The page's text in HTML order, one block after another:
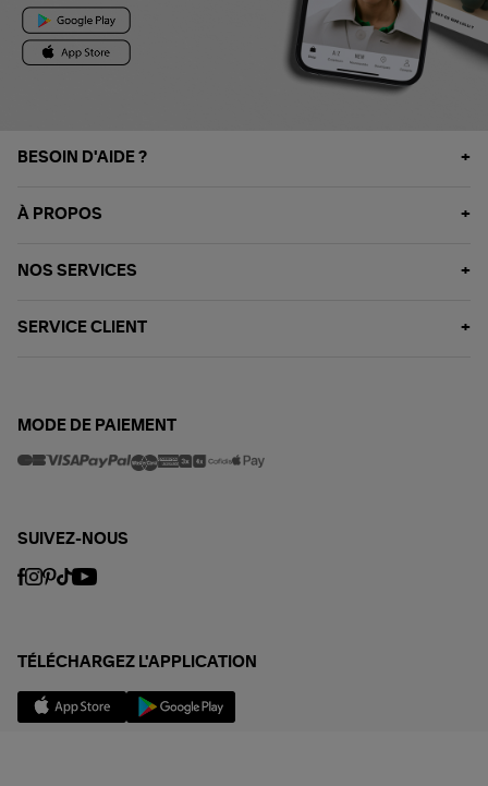
BESOIN D'AIDE ?
À PROPOS
NOS SERVICES
SERVICE CLIENT
MODE DE PAIEMENT
SUIVEZ-NOUS
TÉLÉCHARGEZ L'APPLICATION